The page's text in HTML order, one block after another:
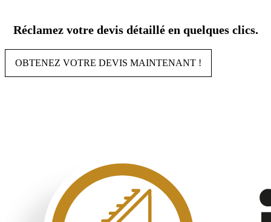
contenu
Réclamez votre devis détaillé en quelques clics.
OBTENEZ VOTRE DEVIS MAINTENANT !